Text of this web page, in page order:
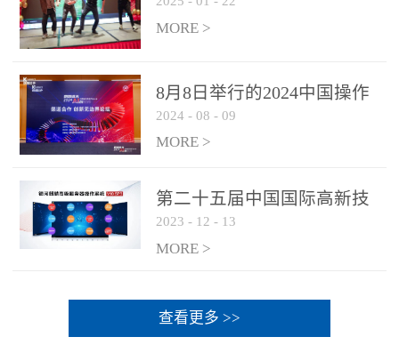
MORE >
8月8日举行的2024中国操作
系统产业大会渠道论坛，科
网通荣获区域营销优质伙伴
2024 - 08 - 09
MORE >
第二十五届中国国际高新技
术成果交易会 银河麒麟高级
服务器操作系统荣获 “优秀
2023 - 12 - 13
MORE >
查看更多 >>